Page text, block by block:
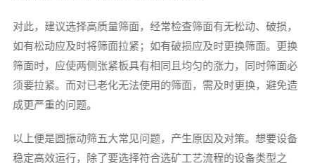
对此，建议选择高质量筛面，经常检查筛面有无松动、破损，
如有松动应及时将筛面拉紧；如有破损应及时更换筛面。更换
筛面时，应使两侧张紧板具有相同且均匀的涨力，同时筛面必
须要拉紧。而对已老化无法使用的筛面，需及时更换，避免造
成更严重的问题。
以上便是圆振动筛五大常见问题，产生原因及对策。想要设备
稳定高效运行，除了要选择符合选矿工艺流程的设备类型之